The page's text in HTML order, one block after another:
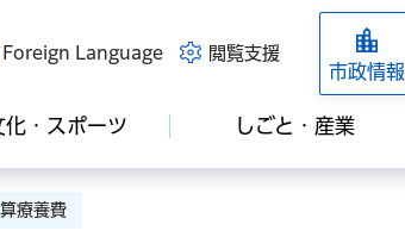
Foreign Language 閲覧支援
市政情報
化・スポーツ しごと・産業
療養費